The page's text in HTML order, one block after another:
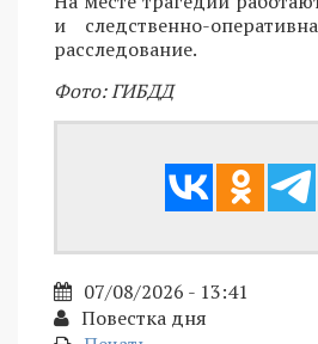
и следственно-
расследование.
Фото: ГИБДД
07/08/2026 - 13:41
Повестка дня